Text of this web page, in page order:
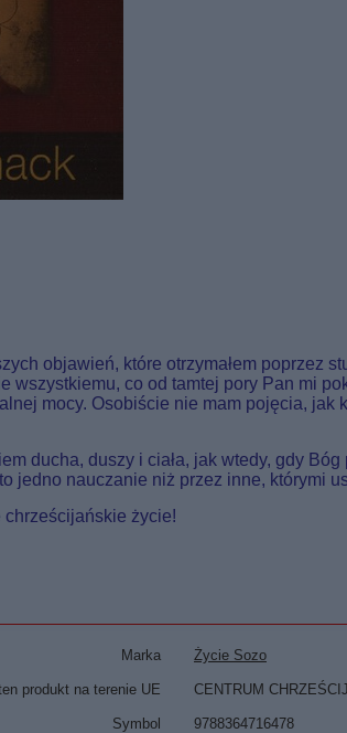
objawień, które otrzymałem poprzez
wszystkiemu, co od tamtej pory Pan mi
mocy. Osobiście nie mam pojęcia,
ducha, duszy i ciała, jak wtedy, gdy
jedno nauczanie niż przez inne, którymi
chrześcijańskie życie!
Marka Życie Sozo
produkt na terenie UE CENTRUM
Symbol 9788364716478